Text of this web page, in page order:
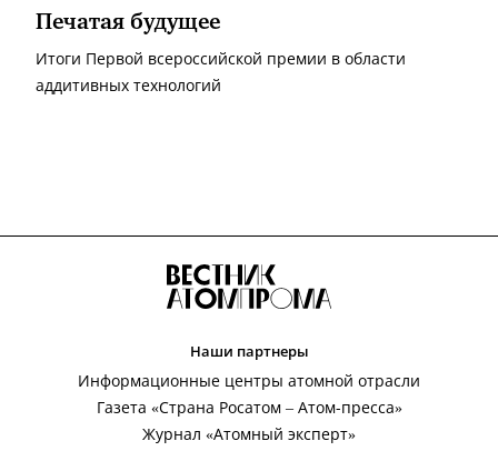
Печатая будущее
Итоги Первой всероссийской премии в области
аддитивных технологий
Наши партнеры
Информационные центры атомной отрасли
Газета «Страна Росатом – Атом-пресса»
Журнал «Атомный эксперт»